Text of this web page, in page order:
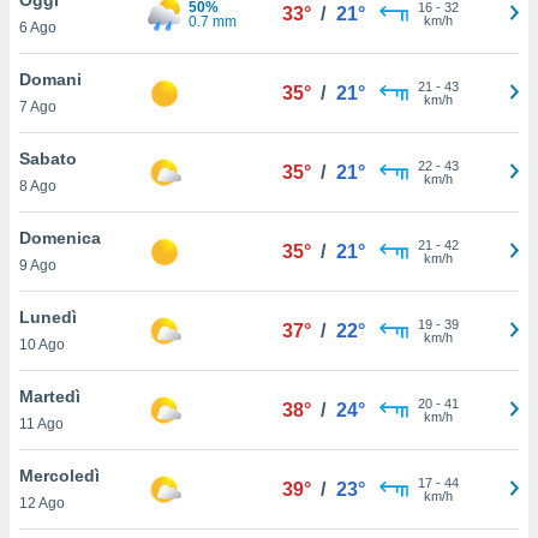
è
al sito
di
ci
di
il
un
la
nella
6 Ago
50%
0.7 mm
33° / 21° 16- 32
km/h
Domani
7 Ago
35° / 21° 21 - 43
km/h
Sabato
8 Ago
35° / 21° 22- 43
km/h
Domenica
9 Ago
35° / 21° 21 - 42
km/h
Lunedì
10 Ago
37° / 22° 19- 39
km/h
Martedì
11 Ago
38° / 24° 20- 41
km/h
Mercoledì
12 Ago
39° / 23° 17- 44
km/h